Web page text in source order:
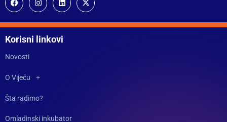
Korisni linkovi
Novosti
O Vijeću
Šta radimo?
Omladinski inkubator